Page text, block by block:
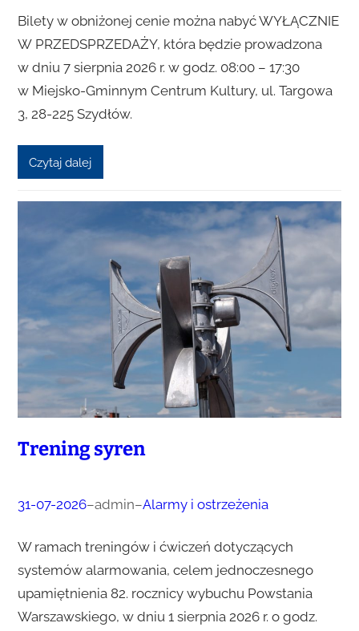
Bilety w obniżonej cenie można nabyć WYŁĄCZNIE
W PRZEDSPRZEDAŻY, która będzie prowadzona
w dniu 7 sierpnia 2026 r. w godz. 08:00 – 17:30
w Miejsko-Gminnym Centrum Kultury, ul. Targowa
3, 28-225 Szydłów.
Czytaj dalej
Trening syren
31-07-2026–admin–Alarmy i ostrzeżenia
W ramach treningów i ćwiczeń dotyczących
systemów alarmowania, celem jednoczesnego
upamiętnienia 82. rocznicy wybuchu Powstania
Warszawskiego, w dniu 1 sierpnia 2026 r. o godz.